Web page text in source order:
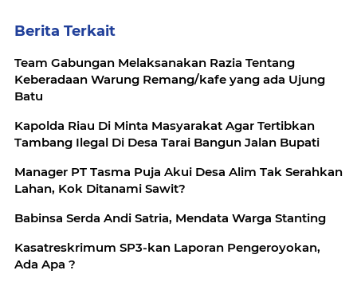
Berita Terkait
Team Gabungan Melaksanakan Razia Tentang
Keberadaan Warung Remang/kafe yang ada Ujung
Batu
Kapolda Riau Di Minta Masyarakat Agar Tertibkan
Tambang Ilegal Di Desa Tarai Bangun Jalan Bupati
Manager PT Tasma Puja Akui Desa Alim Tak Serahkan
Lahan, Kok Ditanami Sawit?
Babinsa Serda Andi Satria, Mendata Warga Stanting
Kasatreskrimum SP3-kan Laporan Pengeroyokan,
Ada Apa ?